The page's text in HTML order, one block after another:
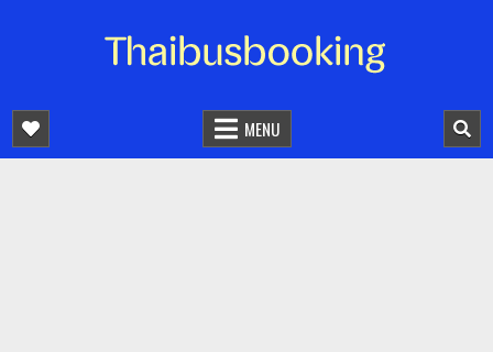
จองตั๋วรถออนไลน์ 24 ชั่วโมง
MENU